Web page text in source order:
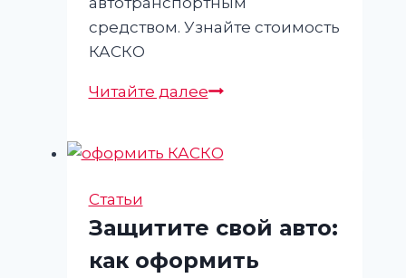
средством. Узнайте стоимость
КАСКО
Читайте далееКак
КАСКО:
рекомендации
Статьи
Защитите свой авто:
как оформить